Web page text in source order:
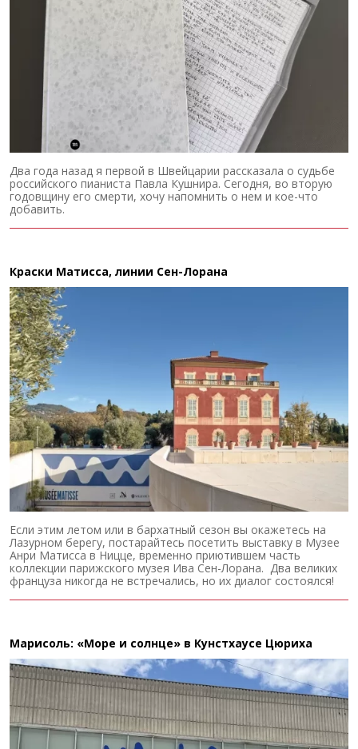
Два года назад я первой в Швейцарии рассказала о судьбе
российского пианиста Павла Кушнира. Сегодня, во вторую
годовщину его смерти, хочу напомнить о нем и кое-что
добавить.
Краски Матисса, линии Сен-Лорана
Если этим летом или в бархатный сезон вы окажетесь на
Лазурном берегу, постарайтесь посетить выставку в Музее
Анри Матисса в Ницце, временно приютившем часть
коллекции парижского музея Ива Сен-Лорана. Два великих
француза никогда не встречались, но их диалог состоялся!
Марисоль: «Море и солнце» в Кунстхаусе Цюриха